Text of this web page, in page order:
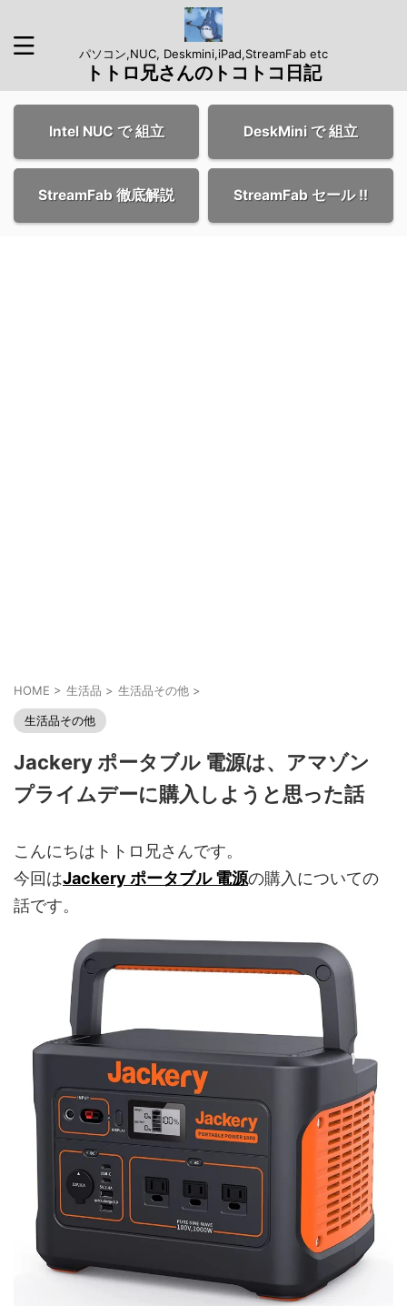
パソコン,NUC, Deskmini,iPad,StreamFab etc
トトロ兄さんのトコトコ日記
Intel NUC で 組立 DeskMini で 組立
StreamFab 徹底解説 StreamFab セール !!
HOME > 生活品 > 生活品その他 >
生活品その他
Jackery ポータブル 電源は、アマゾン
プライムデーに購入しようと思った話
こんにちはトトロ兄さんです。
今回はJackery ポータブル 電源の購入についての
話です。